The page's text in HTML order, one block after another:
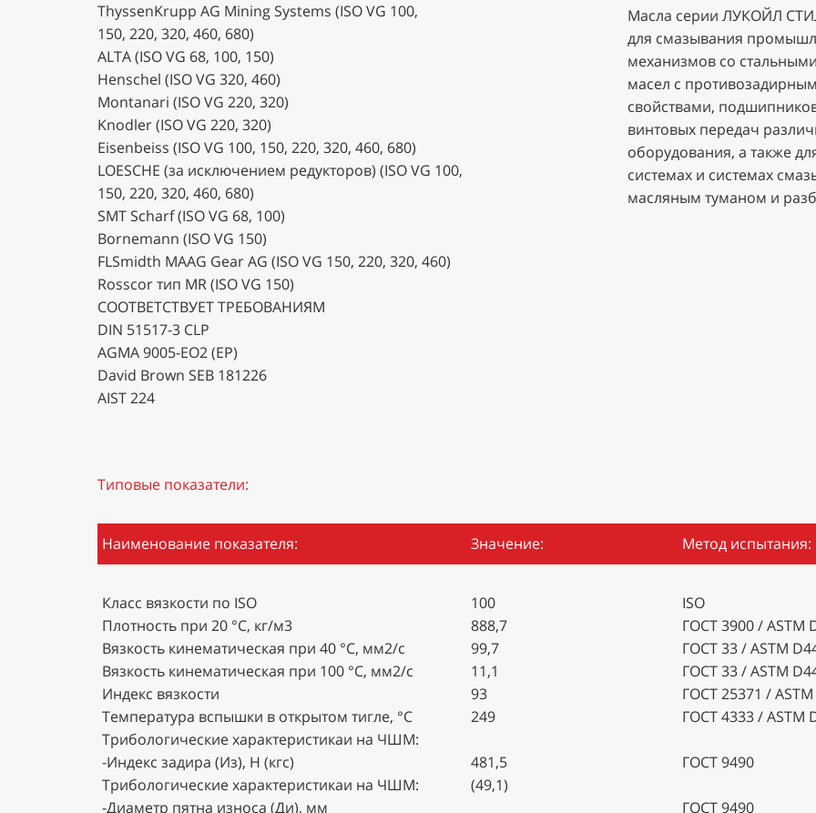
ThyssenKrupp AG Mining Systems (ISO VG 100,
150, 220, 320, 460, 680)
ALTA (ISO VG 68, 100, 150)
Henschel (ISO VG 320, 460)
Montanari (ISO VG 220, 320)
Knodler (ISO VG 220, 320)
Eisenbeiss (ISO VG 100, 150, 220, 320, 460, 680)
LOESCHE (за исключением редукторов) (ISO VG 100,
150, 220, 320, 460, 680)
SMT Scharf (ISO VG 68, 100)
Bornemann (ISO VG 150)
FLSmidth MAAG Gear AG (ISO VG 150, 220, 320, 460)
Rosscor тип MR (ISO VG 150)
СООТВЕТСТВУЕТ ТРЕБОВАНИЯМ
DIN 51517-3 CLP
AGMA 9005-EO2 (EP)
David Brown SEB 181226
AIST 224
Масла серии ЛУКОЙЛ
для смазывания
механизмов со
масел с
свойствами,
винтовых передач
оборудования, а также
системах и системах
масляным туманом и
Типовые показатели:
Наименование показателя:
Класс вязкости по ISO
Плотность при 20 °C, кг/м3
Вязкость кинематическая при 40 °C, мм2/с
Вязкость кинематическая при 100 °C, мм2/с
Индекс вязкости
Температура вспышки в открытом тигле, °C
Трибологические характеристикаи на ЧШМ:
-Индекс задира (Из), Н (кгс)
Трибологические характеристикаи на ЧШМ:
-Диаметр пятна износа (Ди), мм
Значение:
100
888,7
99,7
11,1
93
249
481,5
(49,1)
Метод испытания:
ISO
ГОСТ 3900 / ASTM
ГОСТ 33 / ASTM
ГОСТ 33 / ASTM
ГОСТ 25371 / ASTM
ГОСТ 4333 / ASTM
ГОСТ 9490
ГОСТ 9490